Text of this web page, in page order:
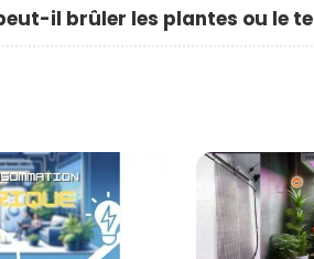
il brûler les plantes ou le